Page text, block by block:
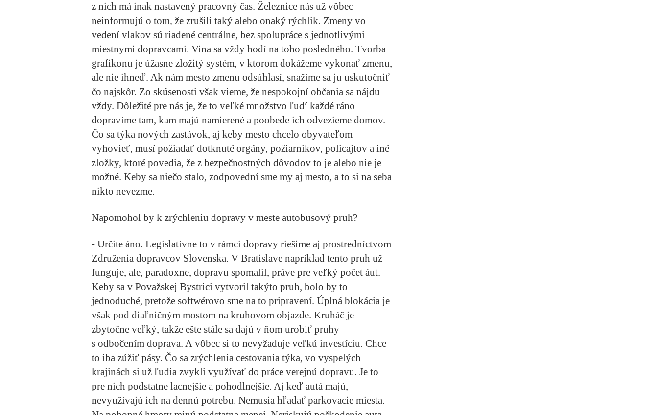
z nich má inak nastavený pracovný čas. Železnice nás už vôbec
neinformujú o tom, že zrušili taký alebo onaký rýchlik. Zmeny vo
vedení vlakov sú riadené centrálne, bez spolupráce s jednotlivými
miestnymi dopravcami. Vina sa vždy hodí na toho posledného. Tvorba
grafikonu je úžasne zložitý systém, v ktorom dokážeme vykonať zmenu,
ale nie ihneď. Ak nám mesto zmenu odsúhlasí, snažíme sa ju uskutočniť
čo najskôr. Zo skúsenosti však vieme, že nespokojní občania sa nájdu
vždy. Dôležité pre nás je, že to veľké množstvo ľudí každé ráno
dopravíme tam, kam majú namierené a poobede ich odvezieme domov.
Čo sa týka nových zastávok, aj keby mesto chcelo obyvateľom
vyhovieť, musí požiadať dotknuté orgány, požiarnikov, policajtov a iné
zložky, ktoré povedia, že z bezpečnostných dôvodov to je alebo nie je
možné. Keby sa niečo stalo, zodpovední sme my aj mesto, a to si na seba
nikto nevezme.
Napomohol by k zrýchleniu dopravy v meste autobusový pruh?
- Určite áno. Legislatívne to v rámci dopravy riešime aj prostredníctvom
Združenia dopravcov Slovenska. V Bratislave napríklad tento pruh už
funguje, ale, paradoxne, dopravu spomalil, práve pre veľký počet áut.
Keby sa v Považskej Bystrici vytvoril takýto pruh, bolo by to
jednoduché, pretože softwérovo sme na to pripravení. Úplná blokácia je
však pod diaľničným mostom na kruhovom objazde. Kruháč je
zbytočne veľký, takže ešte stále sa dajú v ňom urobiť pruhy
s odbočením doprava. A vôbec si to nevyžaduje veľkú investíciu. Chce
to iba zúžiť pásy. Čo sa zrýchlenia cestovania týka, vo vyspelých
krajinách si už ľudia zvykli využívať do práce verejnú dopravu. Je to
pre nich podstatne lacnejšie a pohodlnejšie. Aj keď autá majú,
nevyužívajú ich na dennú potrebu. Nemusia hľadať parkovacie miesta.